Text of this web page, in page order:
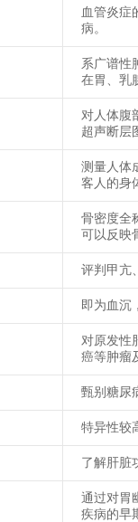
血管炎症
病。
系广谱性
在胃、乳
对人体腹
超声断层
测量人体
客人的身
骨密度全
可以反映
评判甲亢
即为血沉
对原发性
癌等肿瘤
甄别糖尿
特异性较
了解肝脏
通过对胃
疾病的早